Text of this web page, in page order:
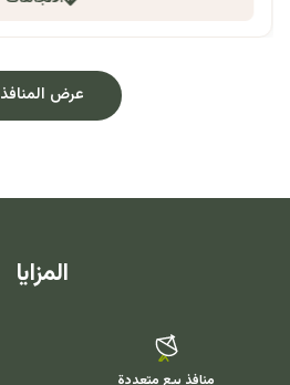
عرض المنافذ
المزايا
منافذ بيع متعددة